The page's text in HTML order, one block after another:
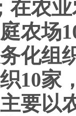
在农
农场
化组
10家
要以